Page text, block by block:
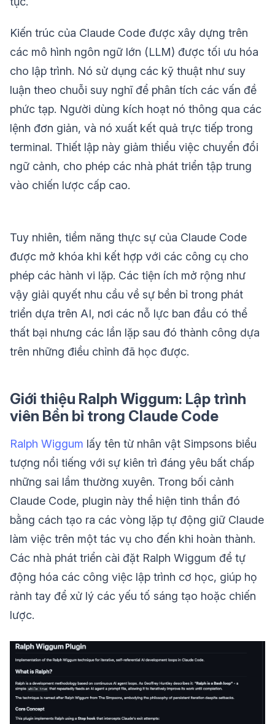
Kiến trúc của Claude Code được xây dựng trên
các mô hình ngôn ngữ lớn (LLM) được tối ưu hóa
cho lập trình. Nó sử dụng các kỹ thuật như suy
luận theo chuỗi suy nghĩ để phân tích các vấn đề
phức tạp. Người dùng kích hoạt nó thông qua các
lệnh đơn giản, và nó xuất kết quả trực tiếp trong
terminal. Thiết lập này giảm thiểu việc chuyển đổi
ngữ cảnh, cho phép các nhà phát triển tập trung
vào chiến lược cấp cao.
Tuy nhiên, tiềm năng thực sự của Claude Code
được mở khóa khi kết hợp với các công cụ cho
phép các hành vi lặp. Các tiện ích mở rộng như
vậy giải quyết nhu cầu về sự bền bỉ trong phát
triển dựa trên AI, nơi các nỗ lực ban đầu có thể
thất bại nhưng các lần lặp sau đó thành công dựa
trên những điều chỉnh đã học được.
Giới thiệu Ralph Wiggum: Lập trình
viên Bền bỉ trong Claude Code
Ralph Wiggum lấy tên từ nhân vật Simpsons biểu
tượng nổi tiếng với sự kiên trì đáng yêu bất chấp
những sai lầm thường xuyên. Trong bối cảnh
Claude Code, plugin này thể hiện tinh thần đó
bằng cách tạo ra các vòng lặp tự động giữ Claude
làm việc trên một tác vụ cho đến khi hoàn thành.
Các nhà phát triển cài đặt Ralph Wiggum để tự
động hóa các công việc lập trình cơ học, giúp họ
rảnh tay để xử lý các yếu tố sáng tạo hoặc chiến
lược.